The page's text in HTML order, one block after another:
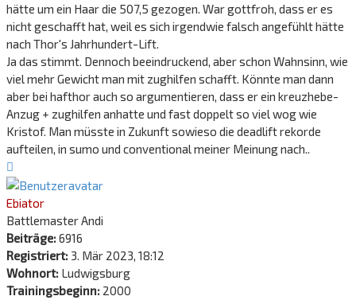
hätte um ein Haar die 507,5 gezogen. War gottfroh, dass er es
nicht geschafft hat, weil es sich irgendwie falsch angefühlt hätte
nach Thor's Jahrhundert-Lift.
Ja das stimmt. Dennoch beeindruckend, aber schon Wahnsinn, wie
viel mehr Gewicht man mit zughilfen schafft. Könnte man dann
aber bei hafthor auch so argumentieren, dass er ein kreuzhebe-
Anzug + zughilfen anhatte und fast doppelt so viel wog wie
Kristof. Man müsste in Zukunft sowieso die deadlift rekorde
aufteilen, in sumo und conventional meiner Meinung nach..
oben
Ebiator
Battlemaster Andi
Beiträge:6916
Registriert: 3. Mär 2023, 18:12
Wohnort: Ludwigsburg
Trainingsbeginn: 2000